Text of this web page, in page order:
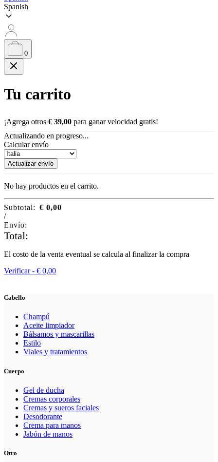
Spanish
0
Tu carrito
¡Agrega otros € 39,00 para ganar velocidad gratis!
Actualizando en progreso...
Calcular envío
Actualizar envío
No hay productos en el carrito.
Subtotal: € 0,00
/
Envío:
Total:
El costo de la venta eventual se calcula al finalizar la compra
Verificar - € 0,00
Cabello
Champú
Aceite limpiador
Bálsamos y mascarillas
Estilo
Viales y tratamientos
Cuerpo
Gel de ducha
Cremas corporales
Cremas y sueros faciales
Desodorante
Crema para manos
Jabón de manos
Otro